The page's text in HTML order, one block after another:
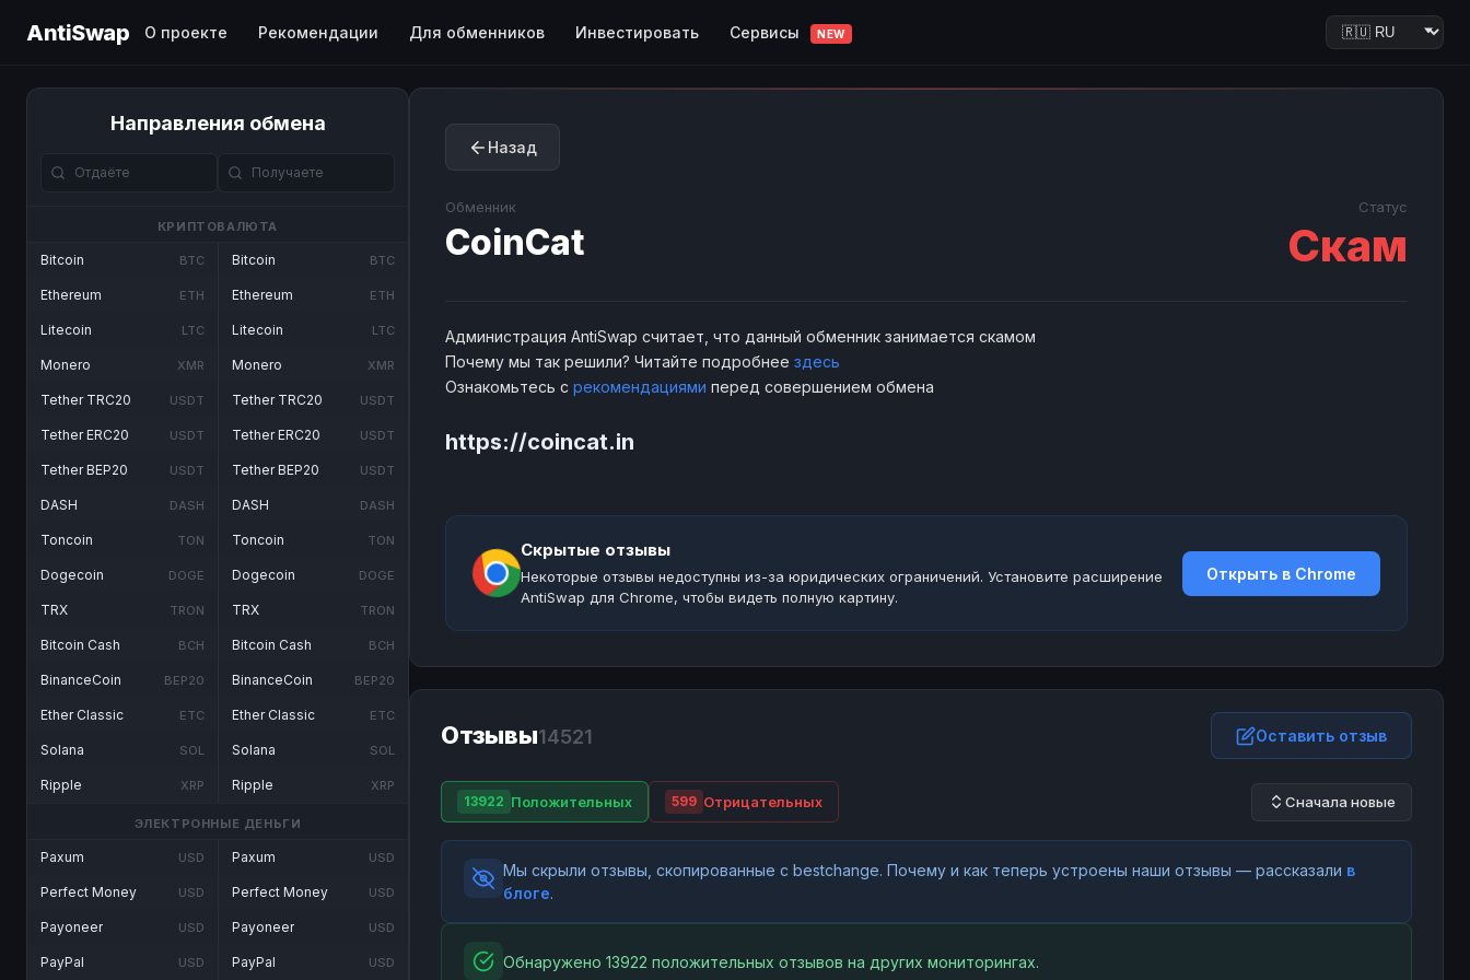
AntiSwap О проекте Рекомендации Для обменников Инвестировать Сервисы NEW
Направления обмена
КРИПТОВАЛЮТА
Bitcoin BTC
Ethereum ETH
Litecoin LTC
Monero XMR
Tether TRC20 USDT
Tether ERC20 USDT
Tether BEP20 USDT
DASH DASH
Toncoin TON
Dogecoin DOGE
TRX TRON
Bitcoin Cash BCH
BinanceCoin BEP20
Ether Classic ETC
Solana SOL
Ripple XRP
Bitcoin BTC
Ethereum ETH
Litecoin LTC
Monero XMR
Tether TRC20 USDT
Tether ERC20 USDT
Tether BEP20 USDT
DASH DASH
Toncoin TON
Dogecoin DOGE
TRX TRON
Bitcoin Cash BCH
BinanceCoin BEP20
Ether Classic ETC
Solana SOL
Ripple XRP
ЭЛЕКТРОННЫЕ ДЕНЬГИ
Paxum USD
Perfect Money USD
Payoneer USD
PayPal USD
Paxum USD
Perfect Money USD
Payoneer USD
PayPal USD
Назад
Обменник
CoinCat
Статус
Скам
Администрация AntiSwap считает, что данный обменник занимается скамом
Почему мы так решили? Читайте подробнее здесь
Ознакомьтесь с рекомендациями перед совершением обмена
https://coincat.in
Скрытые отзывы
Некоторые отзывы недоступны из-за юридических ограничений. Установите расширение
AntiSwap для Chrome, чтобы видеть полную картину.
Открыть в Chrome
Отзывы14521 Оставить отзыв
13922 Положительных 599 Отрицательных Сначала новые
Мы скрыли отзывы, скопированные с bestchange. Почему и как теперь устроены наши отзывы — рассказали в
блоге.
Обнаружено 13922 положительных отзывов на других мониторингах.